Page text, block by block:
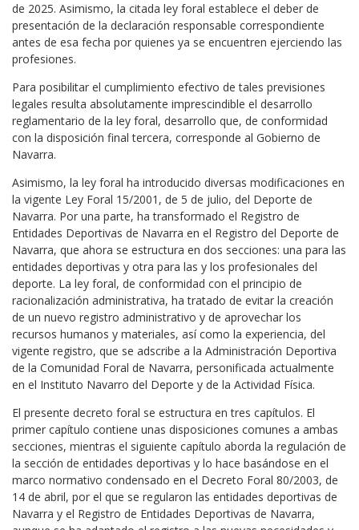
de 2025. Asimismo, la citada ley foral establece el deber de
presentación de la declaración responsable correspondiente
antes de esa fecha por quienes ya se encuentren ejerciendo las
profesiones.
Para posibilitar el cumplimiento efectivo de tales previsiones
legales resulta absolutamente imprescindible el desarrollo
reglamentario de la ley foral, desarrollo que, de conformidad
con la disposición final tercera, corresponde al Gobierno de
Navarra.
Asimismo, la ley foral ha introducido diversas modificaciones en
la vigente Ley Foral 15/2001, de 5 de julio, del Deporte de
Navarra. Por una parte, ha transformado el Registro de
Entidades Deportivas de Navarra en el Registro del Deporte de
Navarra, que ahora se estructura en dos secciones: una para las
entidades deportivas y otra para las y los profesionales del
deporte. La ley foral, de conformidad con el principio de
racionalización administrativa, ha tratado de evitar la creación
de un nuevo registro administrativo y de aprovechar los
recursos humanos y materiales, así como la experiencia, del
vigente registro, que se adscribe a la Administración Deportiva
de la Comunidad Foral de Navarra, personificada actualmente
en el Instituto Navarro del Deporte y de la Actividad Física.
El presente decreto foral se estructura en tres capítulos. El
primer capítulo contiene unas disposiciones comunes a ambas
secciones, mientras el siguiente capítulo aborda la regulación de
la sección de entidades deportivas y lo hace basándose en el
marco normativo condensado en el Decreto Foral 80/2003, de
14 de abril, por el que se regularon las entidades deportivas de
Navarra y el Registro de Entidades Deportivas de Navarra,